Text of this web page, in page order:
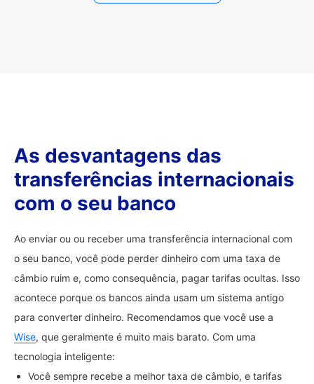
As desvantagens das
transferências internacionais
com o seu banco
Ao enviar ou ou receber uma transferência internacional com
o seu banco, você pode perder dinheiro com uma taxa de
câmbio ruim e, como consequência, pagar tarifas ocultas. Isso
acontece porque os bancos ainda usam um sistema antigo
para converter dinheiro. Recomendamos que você use a
Wise, que geralmente é muito mais barato. Com uma
tecnologia inteligente:
Você sempre recebe a melhor taxa de câmbio, e tarifas